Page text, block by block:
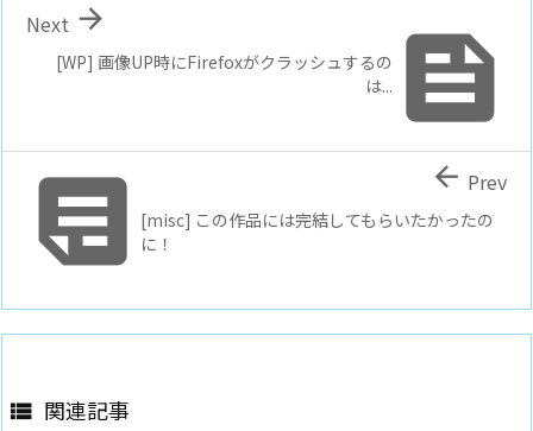

[WP] 画像UP時にFirefoxがクラッシュするの
は...

Next
[misc] この作品には完結してもらいたかったの
に！
 Prev
 関連記事